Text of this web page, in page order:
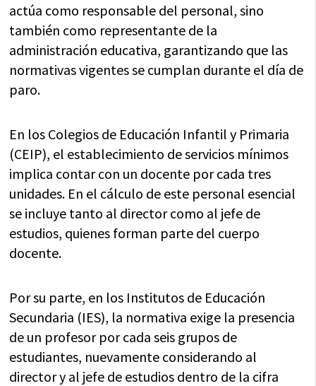
actúa como responsable del personal, sino
también como representante de la
administración educativa, garantizando que las
normativas vigentes se cumplan durante el día de
paro.
En los Colegios de Educación Infantil y Primaria
(CEIP), el establecimiento de servicios mínimos
implica contar con un docente por cada tres
unidades. En el cálculo de este personal esencial
se incluye tanto al director como al jefe de
estudios, quienes forman parte del cuerpo
docente.
Por su parte, en los Institutos de Educación
Secundaria (IES), la normativa exige la presencia
de un profesor por cada seis grupos de
estudiantes, nuevamente considerando al
director y al jefe de estudios dentro de la cifra